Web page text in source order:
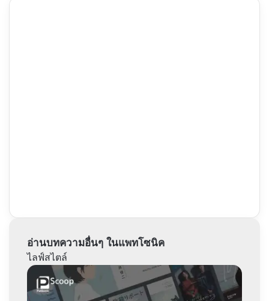
อ่านบทความอื่นๆ ในแพทโซนิค
ไลฟ์สไตล์